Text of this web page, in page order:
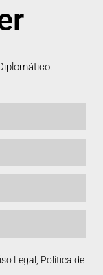
Legal, Política de